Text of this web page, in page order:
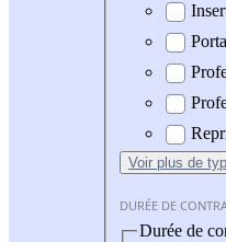
Voir plus de
DURÉE DE
Durée de